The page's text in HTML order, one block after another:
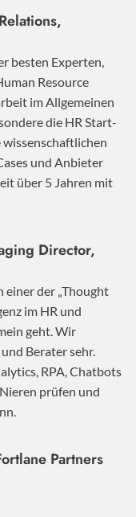
besten Experten,
Resource
im Allgemeinen
die HR Start-
wissenschaftlichen
und Anbieter
über 5 Jahren mit
Director,
einer der „Thought
im HR und
geht. Wir
Berater sehr.
RPA, Chatbots
prüfen und
Partners